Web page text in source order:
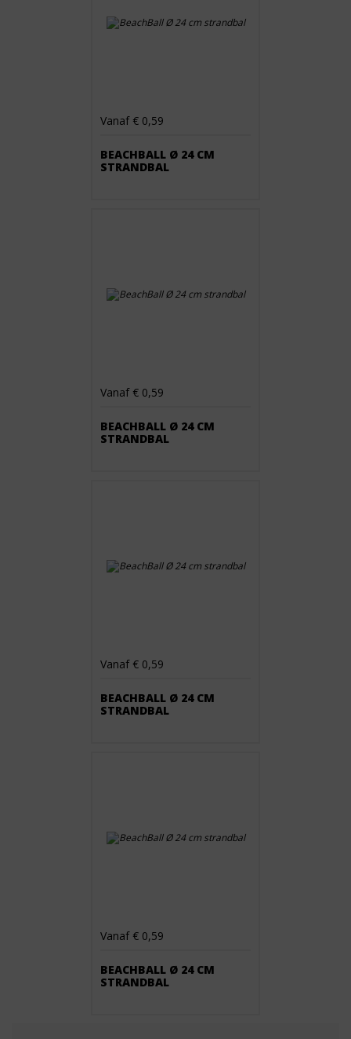
Vanaf € 0,59
BEACHBALL Ø 24 CM
STRANDBAL
Vanaf € 0,59
BEACHBALL Ø 24 CM
STRANDBAL
Vanaf € 0,59
BEACHBALL Ø 24 CM
STRANDBAL
Vanaf € 0,59
BEACHBALL Ø 24 CM
STRANDBAL